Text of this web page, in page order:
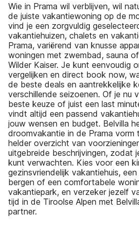
Wie in Prama wil verblijven, wil
de juiste vakantiewoning op de
vind je een zorgvuldig
vakantiehuizen, chalets en
Prama, variërend van knusse
woningen met zwembad, sauna
Wilder Kaiser. Je kunt eenvoudig
vergelijken en direct book now,
de beste deals en aantrekkelijke
verschillende seizoenen. Of je nu
beste keuze of juist een last
vindt altijd een passend
jouw wensen en budget. Belvilla
droomvakantie in de Prama vorm
helder overzicht van
uitgebreide beschrijvingen, zodat
kunt verwachten. Kies voor een
gezinsvriendelijk vakantiehuis,
bergen of een comfortabele
vakantiepark, en verzeker jezelf
tijd in de Tiroolse Alpen met
partner.